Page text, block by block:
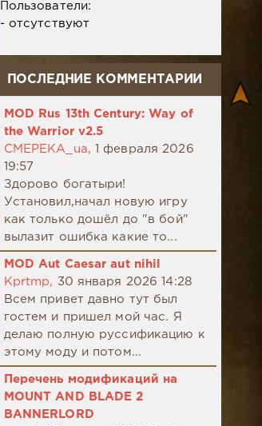
Пользователи:
- отсутствуют
ПОСЛЕДНИЕ КОММЕНТАРИИ
MOD Rus 13th Century: Way of
the Warrior v2.5
CMEPEKA_ua,
1 февраля 2026
19:57
Здорово богатыри!
Установил,начал новую игру
как только дошёл до "в бой"
вылазит ошибка какие то...
MOD Aut Caesar aut nihil
Kprtmp,
30 января 2026 14:28
Всем привет давно тут был
гостем и пришел мой час. Я
делаю полную руссификацию к
этому моду и потом...
Перечень модификаций на
MOUNT AND BLADE 2
BANNERLORD